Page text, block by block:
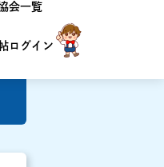
会一覧
ログイン